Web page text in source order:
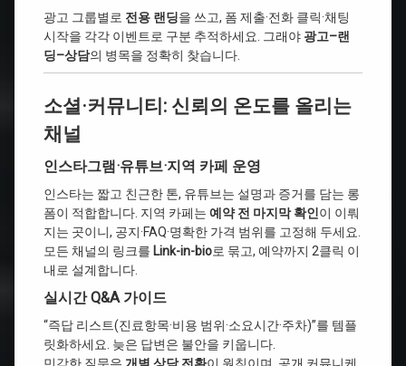
광고 그룹별로 전용 랜딩을 쓰고, 폼 제출·전화 클릭·채팅
시작을 각각 이벤트로 구분 추적하세요. 그래야 광고–랜
딩–상담의 병목을 정확히 찾습니다.
소셜·커뮤니티: 신뢰의 온도를 올리는
채널
인스타그램·유튜브·지역 카페 운영
인스타는 짧고 친근한 톤, 유튜브는 설명과 증거를 담는 롱
폼이 적합합니다. 지역 카페는 예약 전 마지막 확인 이 이뤄
지는 곳이니, 공지·FAQ·명확한 가격 범위를 고정해 두세요.
모든 채널의 링크를 Link-in-bio로 묶고, 예약까지 2클릭 이
내로 설계합니다.
실시간 Q&A 가이드
“즉답 리스트(진료항목·비용 범위·소요시간·주차)”를 템플
릿화하세요. 늦은 답변은 불안을 키웁니다.
민감한 질문은 개별 상담 전환이 원칙이며, 공개 커뮤니케